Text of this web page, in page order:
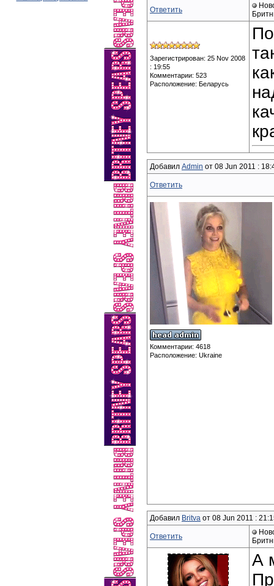
Ответить
Зарегистрирован: 25 Nov 2008
: 19:55
Комментарии: 523
Расположение: Беларусь
Добавил Admin от 08 Jun 2011 :
Ответить
Комментарии: 4618
Расположение: Ukraine
Добавил Britva от 08 Jun 2011 :
Ответить
А